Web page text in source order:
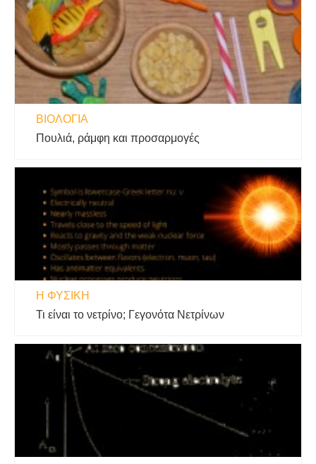
ΒΙΟΛΟΓΊΑ
Πουλιά, ράμφη και προσαρμογές
Η ΦΥΣΙΚΗ
Τι είναι το νετρίνο; Γεγονότα Νετρίνων